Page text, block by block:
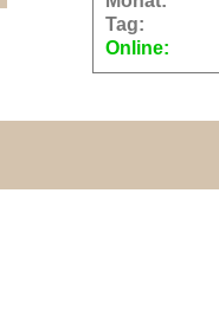
Online:
Tag: